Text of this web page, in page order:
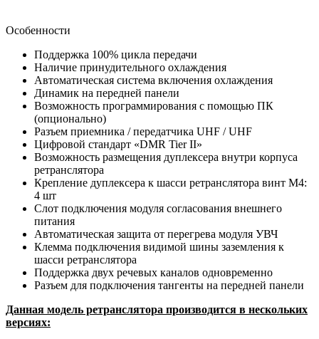
Особенности
Поддержка 100% цикла передачи
Наличие принудительного охлаждения
Автоматическая система включения охлаждения
Динамик на передней панели
Возможность программирования с помощью ПК
(опционально)
Разъем приемника / передатчика UHF / UHF
Цифровой стандарт «DMR Tier II»
Возможность размещения дуплексера внутри корпуса
ретранслятора
Крепление дуплексера к шасси ретранслятора винт М4:
4 шт
Слот подключения модуля согласования внешнего
питания
Автоматическая защита от перегрева модуля УВЧ
Клемма подключения видимой шины заземления к
шасси ретранслятора
Поддержка двух речевых каналов одновременно
Разъем для подключения тангенты на передней панели
Данная модель ретранслятора производится в нескольких
версиях: